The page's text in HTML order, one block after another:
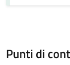
Punti di